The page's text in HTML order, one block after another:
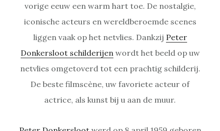
vorige eeuw een warm hart toe. De nostalgie,
iconische acteurs en wereldberoemde scenes
liggen vaak op het netvlies. Dankzij Peter
Donkersloot schilderijen wordt het beeld op uw
netvlies omgetoverd tot een prachtig schilderij.
De beste filmscène, uw favoriete acteur of
actrice, als kunst bij u aan de muur.